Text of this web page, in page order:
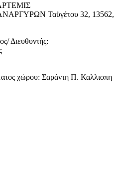
Ταϋγέτου 32, 13562,
Διευθυντής:
χώρου: Σαράντη Π. Καλλιοπη